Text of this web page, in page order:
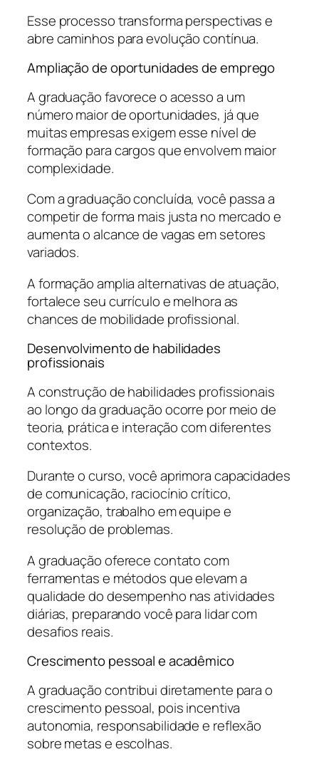
Esse processo transforma perspectivas e
abre caminhos para evolução contínua.
Ampliação de oportunidades de emprego
A graduação favorece o acesso a um
número maior de oportunidades, já que
muitas empresas exigem esse nível de
formação para cargos que envolvem maior
complexidade.
Com a graduação concluída, você passa a
competir de forma mais justa no mercado e
aumenta o alcance de vagas em setores
variados.
A formação amplia alternativas de atuação,
fortalece seu currículo e melhora as
chances de mobilidade profissional.
Desenvolvimento de habilidades
profissionais
A construção de habilidades profissionais
ao longo da graduação ocorre por meio de
teoria, prática e interação com diferentes
contextos.
Durante o curso, você aprimora capacidades
de comunicação, raciocínio crítico,
organização, trabalho em equipe e
resolução de problemas.
A graduação oferece contato com
ferramentas e métodos que elevam a
qualidade do desempenho nas atividades
diárias, preparando você para lidar com
desafios reais.
Crescimento pessoal e acadêmico
A graduação contribui diretamente para o
crescimento pessoal, pois incentiva
autonomia, responsabilidade e reflexão
sobre metas e escolhas.